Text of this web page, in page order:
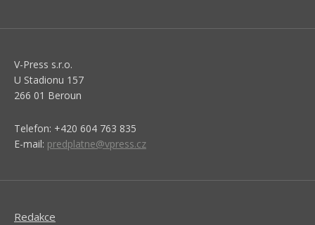
V-Press s.r.o.
U Stadionu 157
266 01 Beroun
Telefon: +420 604 763 835
E-mail: predplatne@vpress.cz
Redakce